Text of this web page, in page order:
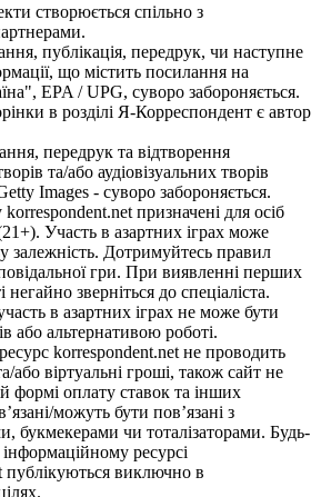
створюється спільно з
публікація, передрук, чи наступне
що містить посилання на
EPA / UPG, суворо забороняється.
в розділі Я-Корреспондент є автор
передрук та відтворення
та/або аудіовізуальних творів
Images - суворо забороняється.
призначені для осіб
Участь в азартних іграх може
залежність. Дотримуйтесь правил
гри. При виявленні перших
негайно зверніться до спеціаліста.
в азартних іграх не може бути
або альтернативою роботі.
korrespondent.net не проводить
або віртуальні гроші, також сайт не
формі оплату ставок та інших
можуть бути пов’язані з
букмекерами чи тоталізаторами. Будь-
інформаційному ресурсі
публікуються виключно в